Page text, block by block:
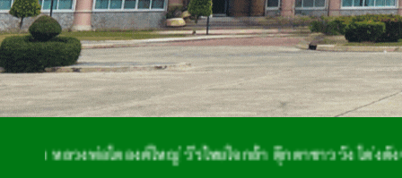
อโตองค์ใหญ่ วีรไทยใจกล้า ตุ๊กตาชาววัง โด่งดังจักสาน ถิ่นฐ